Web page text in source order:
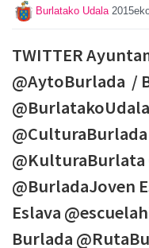
Burlatako Udala
TWITTER
@AytoBurlada /
@KulturaBurlata
@BurladaJoven
Eslava
Burlada